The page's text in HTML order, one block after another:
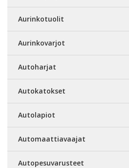
Aurinkotuolit
Aurinkovarjot
Autoharjat
Autokatokset
Autolapiot
Automaattiavaajat
Autopesuvarusteet